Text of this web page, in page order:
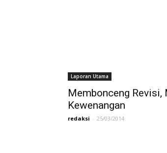
Laporan Utama
Membonceng Revisi,
Kewenangan
redaksi - 25/03/2014